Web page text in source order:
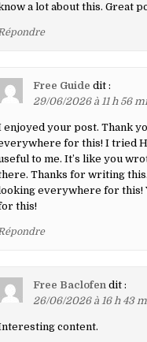
a lot about this. Great
Free Guide dit :
29/06/2026 à 11 h 56
enjoyed your post. Thank
for this! I tried
to me. It’s like you
Thanks for writing
everywhere for this!
this!
Free Baclofen dit :
26/06/2026 à 16 h 43
content.